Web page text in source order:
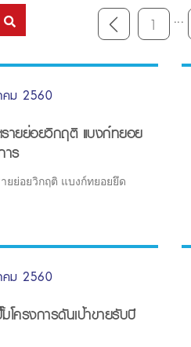
1 ...
คม 2560
ายย่อยวิกฤติ แบงก์ทยอย
าร
ยย่อยวิกฤติ แบงก์ทยอยยึด
คม 2560
โครงการดันเป้าขายรับปี